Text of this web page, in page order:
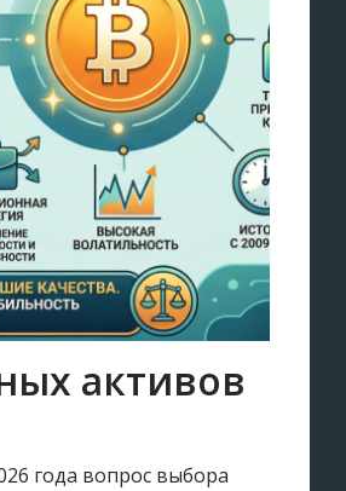
активов
года вопрос выбора